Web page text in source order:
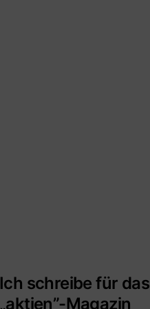
Ich schreibe für das
„aktien”-Magazin